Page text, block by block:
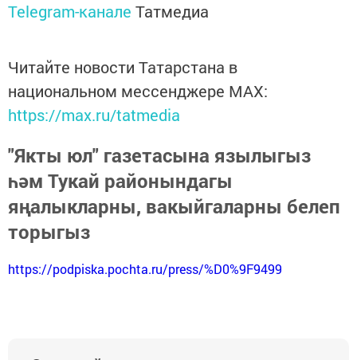
Telegram-канале Татмедиа
Читайте новости Татарстана в
национальном мессенджере MАХ:
https://max.ru/tatmedia
"Якты юл" газетасына язылыгыз
һәм Тукай районындагы
яңалыкларны, вакыйгаларны белеп
торыгыз
https://podpiska.pochta.ru/press/%D0%9F9499